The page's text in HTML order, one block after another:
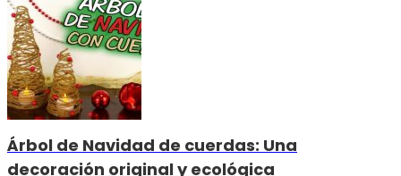
Árbol de Navidad de cuerdas: Una
decoración original y ecológica